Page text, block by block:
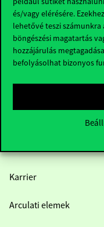
és/vagy elérésére.
lehetővé teszi
böngészési magatartás
hozzájárulás
befolyásolhat bizonyos
Hasznos linkek
Közérdekű adatok
Karrier
Arculati elemek